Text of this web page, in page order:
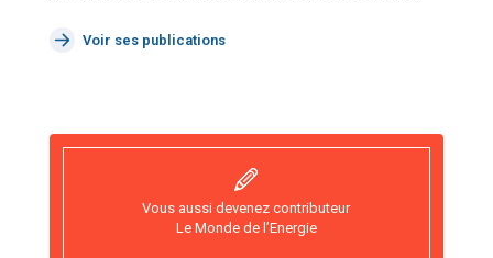
Voir ses publications
Vous aussi devenez contributeur
Le Monde de l’Energie